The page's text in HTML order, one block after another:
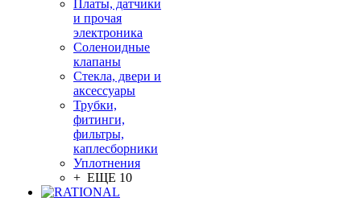
Платы, датчики
и прочая
электроника
Соленоидные
клапаны
Стекла, двери и
аксессуары
Трубки,
фитинги,
фильтры,
каплесборники
Уплотнения
+ ЕЩЕ 10